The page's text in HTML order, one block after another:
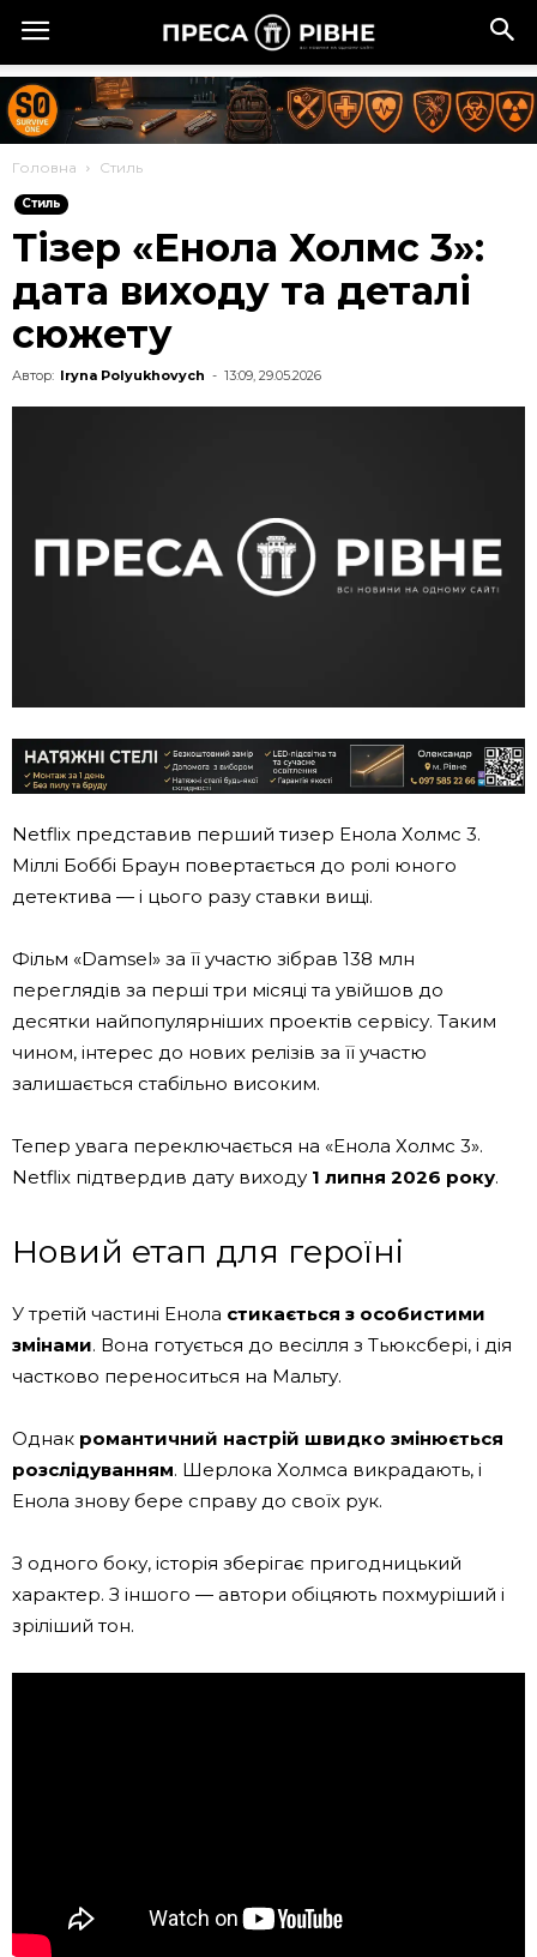
Головна Стиль
Стиль
Тізер «Енола Холмс 3»:
дата виходу та деталі
сюжету
Автор: Iryna Polyukhovych - 13:09, 29.05.2026
Netflix представив перший тизер Енола Холмс 3.
Міллі Боббі Браун повертається до ролі юного
детектива — і цього разу ставки вищі.
Фільм «Damsel» за її участю зібрав 138 млн
переглядів за перші три місяці та увійшов до
десятки найпопулярніших проектів сервісу. Таким
чином, інтерес до нових релізів за її участю
залишається стабільно високим.
Тепер увага переключається на «Енола Холмс 3».
Netflix підтвердив дату виходу 1 липня 2026 року.
Новий етап для героїні
У третій частині Енола стикається з особистими
змінами. Вона готується до весілля з Тьюксбері, і дія
частково переноситься на Мальту.
Однак романтичний настрій швидко змінюється
розслідуванням. Шерлока Холмса викрадають, і
Енола знову бере справу до своїх рук.
З одного боку, історія зберігає пригодницький
характер. З іншого — автори обіцяють похмуріший і
зріліший тон.